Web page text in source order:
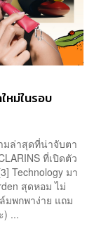
หม่ในรอบ
มล่าสุดที่น่าจับตา
ที่เปิดตัว
Technology มา
สุดหอม ไม่
มพกพาง่าย แถม
) ...